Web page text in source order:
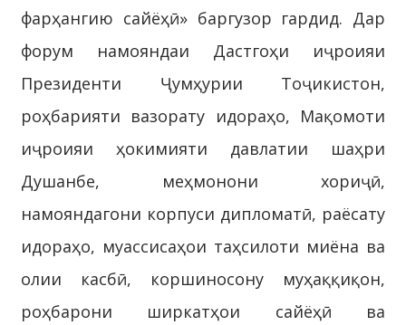
фарҳангию сайёҳӣ» баргузор гардид. Дар
форум намояндаи Дастгоҳи иҷроияи
Президенти Ҷумҳурии Тоҷикистон,
роҳбарияти вазорату идораҳо, Мақомоти
иҷроияи ҳокимияти давлатии шаҳри
Душанбе, меҳмонони хориҷӣ,
намояндагони корпуси дипломатӣ, раёсату
идораҳо, муассисаҳои таҳсилоти миёна ва
олии касбӣ, коршиносону муҳаққиқон,
роҳбарони ширкатҳои сайёҳӣ ва